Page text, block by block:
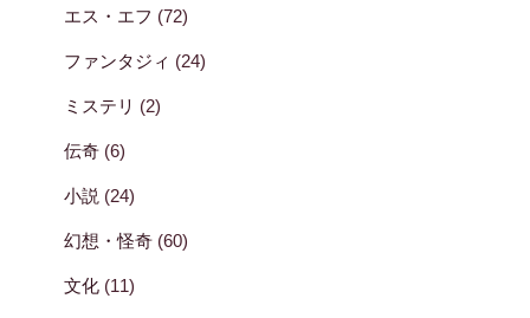
エス・エフ (72)
ファンタジィ (24)
ミステリ (2)
伝奇 (6)
小説 (24)
幻想・怪奇 (60)
文化 (11)